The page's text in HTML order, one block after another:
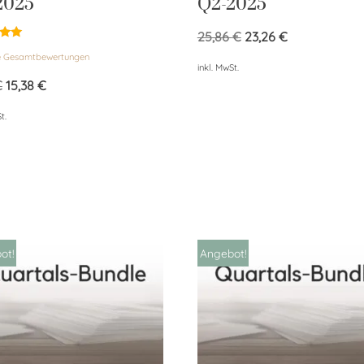
15,38 €
Q2-2025
25,86€ 23,26 €
inkl. MwSt.
Angebot!